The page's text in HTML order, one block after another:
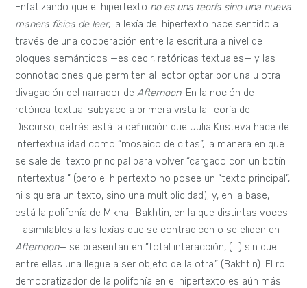
Enfatizando que el hipertexto no es una teoría sino una nueva
manera física de leer, la lexía del hipertexto hace sentido a
través de una cooperación entre la escritura a nivel de
bloques semánticos —es decir, retóricas textuales— y las
connotaciones que permiten al lector optar por una u otra
divagación del narrador deAfternoon. En la noción de
retórica textual subyace a primera vista la Teoría del
Discurso; detrás está la definición que Julia Kristeva hace de
intertextualidad como “mosaico de citas”, la manera en que
se sale del texto principal para volver “cargado con un botín
intertextual” (pero el hipertexto no posee un “texto principal”,
ni siquiera un texto, sino una multiplicidad); y, en la base,
está la polifonía de Mikhail Bakhtin, en la que distintas voces
—asimilables a las lexías que se contradicen o se eliden en
Afternoon— se presentan en “total interacción, (…) sin que
entre ellas una llegue a ser objeto de la otra.” (Bakhtin). El rol
democratizador de la polifonía en el hipertexto es aún más